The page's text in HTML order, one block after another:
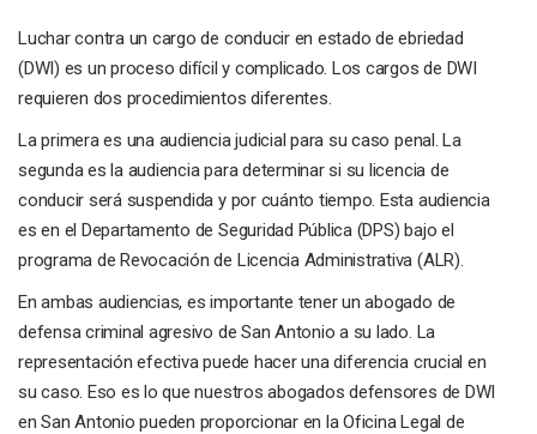
Luchar contra un cargo de conducir en estado de ebriedad
(DWI) es un proceso difícil y complicado. Los cargos de DWI
requieren dos procedimientos diferentes.
La primera es una audiencia judicial para su caso penal. La
segunda es la audiencia para determinar si su licencia de
conducir será suspendida y por cuánto tiempo. Esta audiencia
es en el Departamento de Seguridad Pública (DPS) bajo el
programa de Revocación de Licencia Administrativa (ALR).
En ambas audiencias, es importante tener un abogado de
defensa criminal agresivo de San Antonio a su lado. La
representación efectiva puede hacer una diferencia crucial en
su caso. Eso es lo que nuestros abogados defensores de DWI
en San Antonio pueden proporcionar en la Oficina Legal de